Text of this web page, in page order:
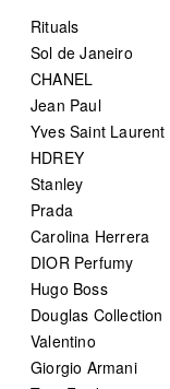
Rituals
Sol de Janeiro
CHANEL
Jean Paul
Yves Saint Laurent
HDREY
Stanley
Prada
Carolina Herrera
DIOR Perfumy
Hugo Boss
Douglas Collection
Valentino
Giorgio Armani